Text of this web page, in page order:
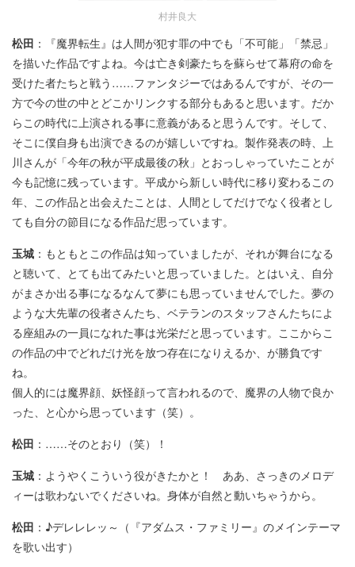
村井良大
松田 ：『魔界転生』は人間が犯す罪の中でも「不可能」「禁忌」
を描いた作品ですよね。今は亡き剣豪たちを蘇らせて幕府の命を
受けた者たちと戦う……ファンタジーではあるんですが、その一
方で今の世の中とどこかリンクする部分もあると思います。だか
らこの時代に上演される事に意義があると思うんです。そして、
そこに僕自身も出演できるのが嬉しいですね。製作発表の時、上
川さんが「今年の秋が平成最後の秋」とおっしゃっていたことが
今も記憶に残っています。平成から新しい時代に移り変わるこの
年、この作品と出会えたことは、人間としてだけでなく役者とし
ても自分の節目になる作品だ思っています。
玉城 ：もともとこの作品は知っていましたが、それが舞台になる
と聴いて、とても出てみたいと思っていました。とはいえ、自分
がまさか出る事になるなんて夢にも思っていませんでした。夢の
ような大先輩の役者さんたち、ベテランのスタッフさんたちによ
る座組みの一員になれた事は光栄だと思っています。ここからこ
の作品の中でどれだけ光を放つ存在になりえるか、が勝負です
ね。
個人的には魔界顔、妖怪顔って言われるので、魔界の人物で良か
った、と心から思っています（笑）。
松田 ：……そのとおり（笑）！
玉城 ：ようやくこういう役がきたかと！ ああ、さっきのメロデ
ィーは歌わないでくださいね。身体が自然と動いちゃうから。
松田 ：♪デレレレッ～（『アダムス・ファミリー』のメインテーマ
を歌い出す）